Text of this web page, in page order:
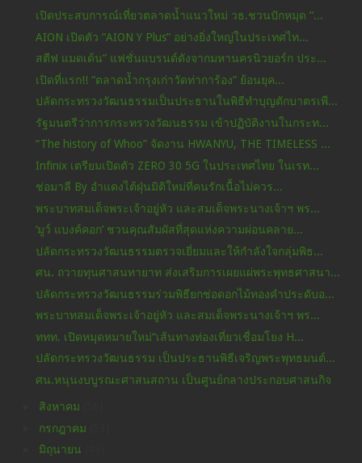
เปิดประสบการณ์เที่ยวตลาดน้ำแนวใหม่ วธ.ชวนปักหมุด “...
AION เปิดตัว “AION Y Plus” อย่างยิ่งใหญ่ในประเทศไท...
สตีฟ แมดเด้น” แฟชั่นแบรนด์ดังจากมหานครนิวยอร์ก ประ...
เปิดที่แรก!! “ตลาดน้ำกรุงเก่าวัดท่าการ้อง” ย้อนยุค...
ปลัดกระทรวงวัฒนธรรมเป็นประธานในพิธีทำบุญตักบาตรเพื...
รัฐมนตรีว่าการกระทรวงวัฒนธรรม เข้าปฏิบัติงานในกระท...
“The history of Whoo” จัดงาน HWANYU, THE TIMELESS ...
Infinix เตรียมเปิดตัว ZERO 30 5G ในประเทศไทย ในเรท...
ช่อมาลี By อำแดงไต้ฝุ่นมิติใหม่ที่คนรักเนื้อไม่ควร...
พระบาทสมเด็จพระเจ้าอยู่หัว และสมเด็จพระนางเจ้าฯ พร...
‘มูว์ แบงค์คอก’ ชวนคุณสัมผัสที่สุดแห่งความผ่อนคลาย...
ปลัดกระทรวงวัฒนธรรมตรวจเยี่ยมและให้กำลังใจกลุ่มพิธ...
ศน. ถวายทุนศาสนทายาท ส่งเสริมการเผยแผ่พระพุทธศาสนา...
ปลัดกระทรวงวัฒนธรรมร่วมพิธียกช่อดอกไม้ทองคำประดับอ...
พระบาทสมเด็จพระเจ้าอยู่หัว และสมเด็จพระนางเจ้าฯ พร...
ททท. เปิดหมุดหมายใหม่“เส้นทางท่องเที่ยวเชื่อมโยง H...
ปลัดกระทรวงวัฒนธรรม เป็นประธานพิธีเจริญพระพุทธมนต์...
ศน.หนุนงบบูรณะศาสนสถาน เป็นศูนย์กลางประกอบศาสนกิจ
สิงหาคม
กรกฎาคม
มิถุนายน